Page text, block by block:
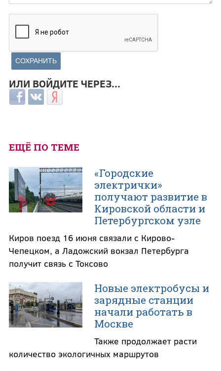
ИЛИ ВОЙДИТЕ ЧЕРЕЗ...
Login with Facebook
Login with ВКонтакте
Login with Яндекс
ЕЩЁ ПО ТЕМЕ
«Городские
электрички»
получают развитие в
Кировской области и
Петербургском узле
Киров поезд 16 июня связали с Кирово-
Чепецком, а Ладожский вокзал Петербурга
получит связь с Токсово
Новые электробусы и
зарядные станции
начали работать в
Москве
Также продолжает расти
количество экологичных маршрутов